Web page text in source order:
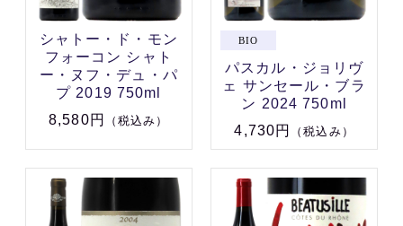
シャトー・ド・モン
フォーコン シャト
ー・ヌフ・デュ・パ
プ 2019 750ml
8,580円
（税込み）
パスカル・ジョリヴ
ェ サンセール・ブラ
ン 2024 750ml
4,730円
（税込み）